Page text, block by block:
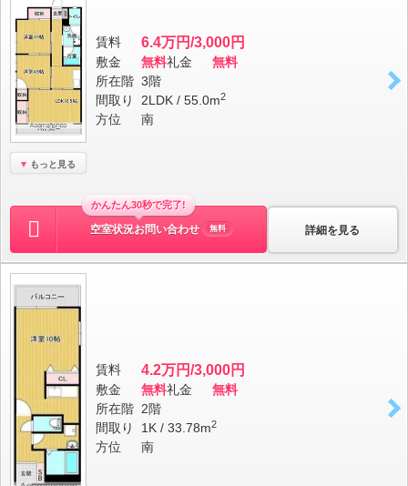
もっと見る
賃料 6.4万円/3,000円
敷金 無料礼金
無料
所在階 3階
間取り
2LDK / 55.0m2
方位 南
詳細を見る
かんたん30秒で完了!
空室状況お問い合わせ 無料
賃料 4.2万円/3,000円
敷金 無料礼金
無料
所在階 2階
間取り
1K / 33.78m2
方位 南